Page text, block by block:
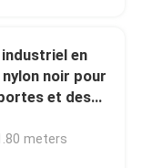
en
noir pour
et des
meters